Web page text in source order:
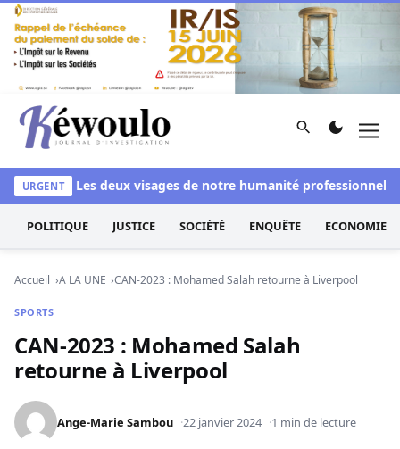
Aller au contenu
Kéwoulo, le premier site d'information et d'investigation
Rechercher
URGENTLes deux visages de notre humanité professionnelle :
POLITIQUE JUSTICE SOCIÉTÉ ENQUÊTE ECONOMIE
Accueil A LA UNE CAN-2023 : Mohamed Salah retourne à Liverpool
SPORTS
CAN-2023 : Mohamed Salah
retourne à Liverpool
Ange-Marie Sambou 22 janvier 2024 1 min de lecture